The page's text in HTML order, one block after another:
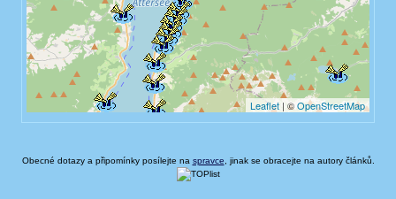
Obecné dotazy a připomínky posílejte na spravce , jinak se obracejte na autory článků.